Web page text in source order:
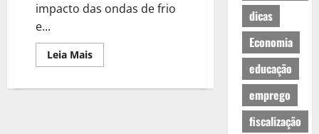
impacto das ondas de frio
e...
Leia Mais
dicas
Economia
educação
emprego
fiscalização